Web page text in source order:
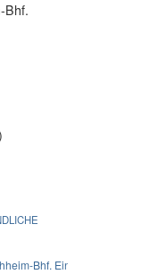
Bhf.
Bhf. Eingang